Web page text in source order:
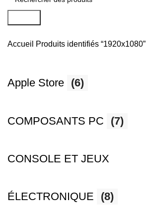
Accueil Produits identifiés “1920x1080”
Apple Store (6)
COMPOSANTS PC (7)
CONSOLE ET JEUX
ÉLECTRONIQUE (8)